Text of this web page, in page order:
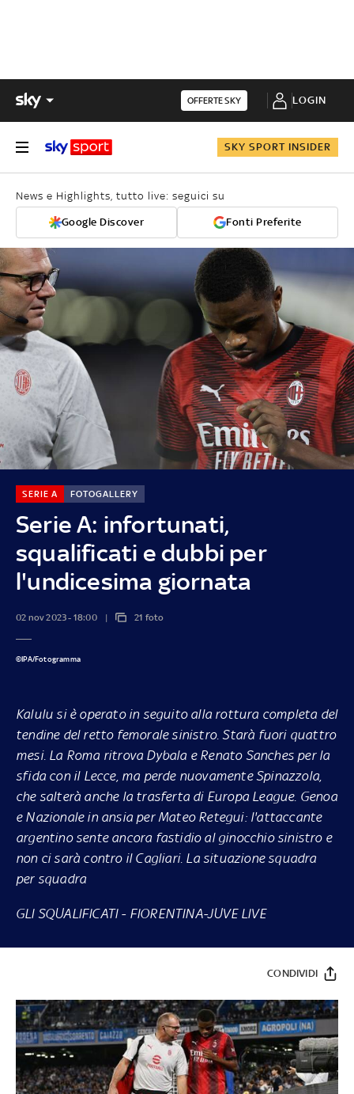
OFFERTE SKY LOGIN
SKY SPORT INSIDER
News e Highlights, tutto live: seguici su
Google Discover Fonti Preferite
Serie A: infortunati,
squalificati e dubbi per
l'undicesima giornata
SERIE A FOTOGALLERY
02 nov 2023 - 18:00 21 foto
©IPA/Fotogramma
Kalulu si è operato in seguito alla rottura completa del
tendine del retto femorale sinistro. Starà fuori quattro
mesi. La Roma ritrova Dybala e Renato Sanches per la
sfida con il Lecce, ma perde nuovamente Spinazzola,
che salterà anche la trasferta di Europa League. Genoa
e Nazionale in ansia per Mateo Retegui: l'attaccante
argentino sente ancora fastidio al ginocchio sinistro e
non ci sarà contro il Cagliari. La situazione squadra
per squadra
GLI SQUALIFICATI- FIORENTINA-JUVE LIVE
CONDIVIDI